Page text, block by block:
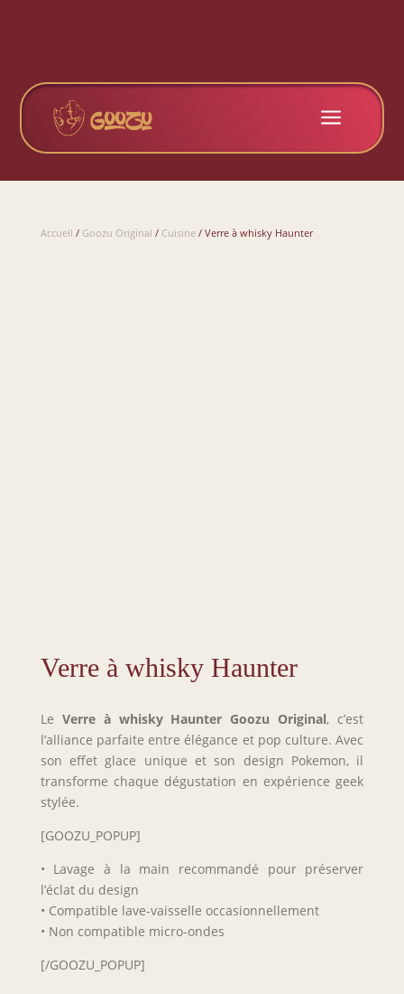
a
Accueil / Goozu Original / Cuisine/ Verre à whisky Haunter
Verre à whisky Haunter
Le Verre à whisky Haunter Goozu Original, c’est
l’alliance parfaite entre élégance et pop culture. Avec
son effet glace unique et son design Pokemon, il
transforme chaque dégustation en expérience geek
stylée.
[GOOZU_POPUP]
• Lavage à la main recommandé pour préserver
l’éclat du design
• Compatible lave-vaisselle occasionnellement
• Non compatible micro-ondes
[/GOOZU_POPUP]